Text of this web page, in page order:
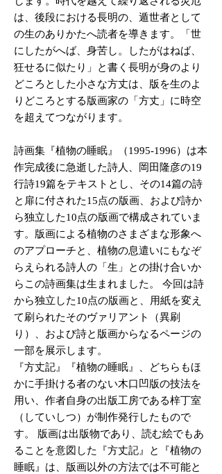
は、後段における長明の、遁世者として
の生のありかたへ読者を導きます。「世
にしたがへば、身苦し。したがはねば、
狂せるに似たり」と書く長明が身のより
どころとした小さな方丈は、版を生のよ
りどころとする版画家の「方丈」に時空
を超えてつながります。
詩画集『植物の睡眠』（1995-1996）は本
作完成後に急逝した詩人、岡田隆彦の19
行詩19篇をテキストとし、その14篇の詩
と扉に付された15点の版画、および詩か
ら独立した10点の版画で構成されていま
す。版画による植物のさまざまな形象へ
のアプローチと、植物の息遣いにもなぞ
らえられる詩人の「生」との掛け合いか
らこの詩画集は生まれました。 今回は詩
から独立した10点の版画と、用紙を変え
て刷られたそのヴァリアント（異刷
り）、および詩と版画からなるページの
一部を展示します。
『方丈記』『植物の睡眠』、どちらもほ
かに手掛ける者のない木口凹版の技法を
用い、作者自身の出版工房である梓丁室
（していしつ）が制作発行したもので
す。 版画は出版物であり、読む絵でもあ
ることを意図した『方丈記』と『植物の
睡眠』は、版画以外の方法では不可能と